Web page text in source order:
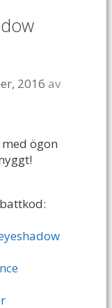
2016 av
ögon